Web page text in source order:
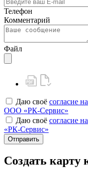
Телефон
Комментарий
Файл
Даю своё согласие
ООО «РК-Сервис»
Даю своё согласие
«РК-Сервис»
Отправить
Создать карту